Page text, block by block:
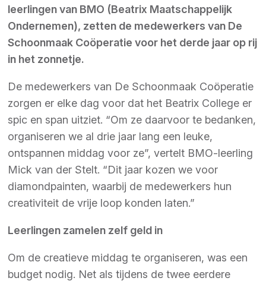
leerlingen van BMO (Beatrix Maatschappelijk
Ondernemen), zetten de medewerkers van De
Schoonmaak Coöperatie voor het derde jaar op rij
in het zonnetje.
De medewerkers van De Schoonmaak Coöperatie
zorgen er elke dag voor dat het Beatrix College er
spic en span uitziet. “Om ze daarvoor te bedanken,
organiseren we al drie jaar lang een leuke,
ontspannen middag voor ze”, vertelt BMO-leerling
Mick van der Stelt. “Dit jaar kozen we voor
diamondpainten, waarbij de medewerkers hun
creativiteit de vrije loop konden laten.”
Leerlingen zamelen zelf geld in
Om de creatieve middag te organiseren, was een
budget nodig. Net als tijdens de twee eerdere